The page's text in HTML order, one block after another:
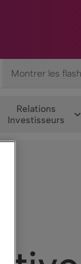
Montrer les
Relations
Investisseurs